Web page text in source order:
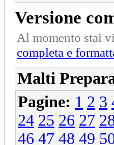
Versione
Al momento stai
completa e
Malti
Pagine: 1 2 3
24 25 26 27
46 47 48 49